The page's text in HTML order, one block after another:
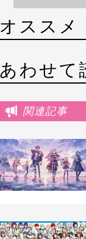
オススメ
あわせて
関連記事